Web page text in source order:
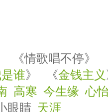
《情歌唱不停》
谁》 《金钱主义
高寒 今生缘 心
眼睛 天涯